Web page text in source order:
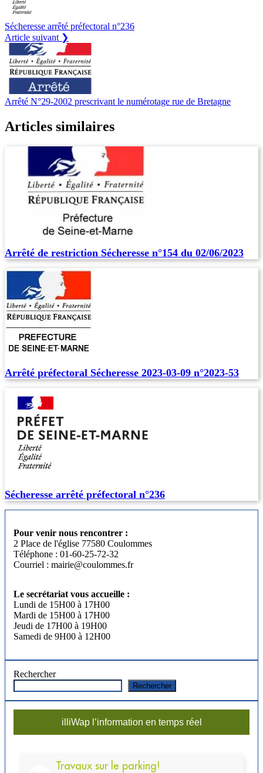
Sécheresse arrêté préfectoral n°236
Article suivant ❯
Arrêté N°29-2002 prescrivant le numérotage rue de Bretagne
Articles similaires
Arrêté de restriction Sécheresse n°154 du 02/06/2023
Arrêté préfectoral Sécheresse 2023-03-09 n°2023-53
Sécheresse arrêté préfectoral n°236
Pour venir nous rencontrer :
2 Place de l'église 77580 Coulommes
Téléphone : 01-60-25-72-32
Courriel : mairie@coulommes.fr
Le secrétariat vous accueille :
Lundi de 15H00 à 17H00
Mardi de 15H00 à 17H00
Jeudi de 17H00 à 19H00
Samedi de 9H00 à 12H00
Rechercher
Rechercher
illiWap l’information en temps réel